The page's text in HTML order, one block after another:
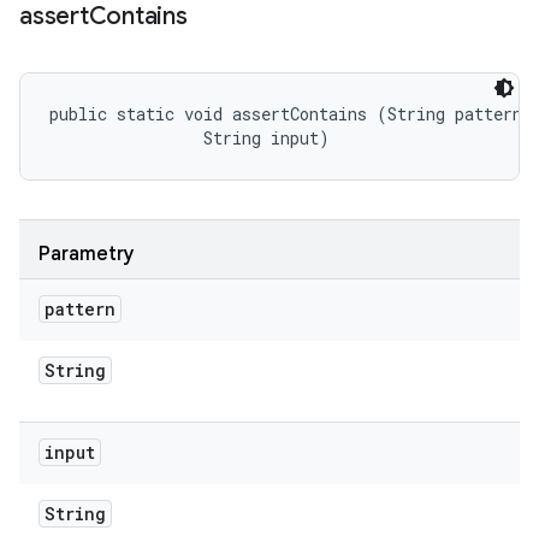
assertContains
public static void assertContains (String
                String input)
Parametry
pattern
String
input
String